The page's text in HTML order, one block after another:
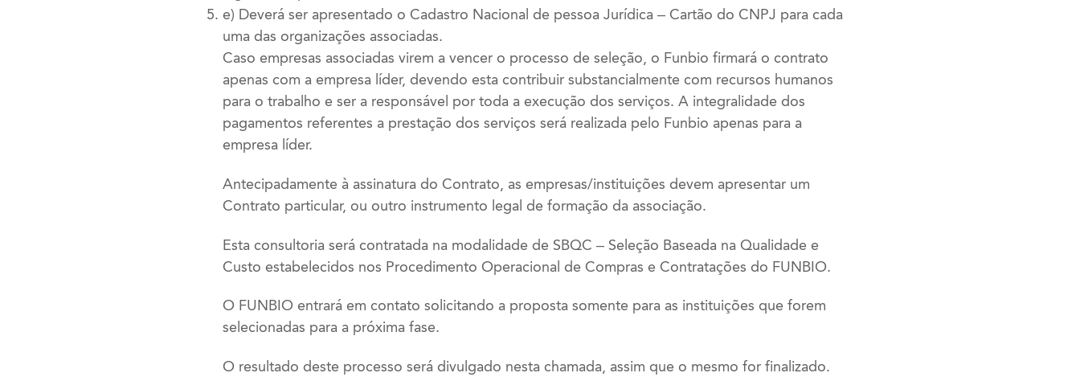
e) Deverá ser apresentado o Cadastro Nacional de pessoa Jurídica – Cartão do CNPJ para cada
uma das organizações associadas.
Caso empresas associadas virem a vencer o processo de seleção, o Funbio firmará o contrato
apenas com a empresa líder, devendo esta contribuir substancialmente com recursos humanos
para o trabalho e ser a responsável por toda a execução dos serviços. A integralidade dos
pagamentos referentes a prestação dos serviços será realizada pelo Funbio apenas para a
empresa líder.
Antecipadamente à assinatura do Contrato, as empresas/instituições devem apresentar um
Contrato particular, ou outro instrumento legal de formação da associação.
Esta consultoria será contratada na modalidade de SBQC – Seleção Baseada na Qualidade e
Custo estabelecidos nos Procedimento Operacional de Compras e Contratações do FUNBIO.
O FUNBIO entrará em contato solicitando a proposta somente para as instituições que forem
selecionadas para a próxima fase.
O resultado deste processo será divulgado nesta chamada, assim que o mesmo for finalizado.